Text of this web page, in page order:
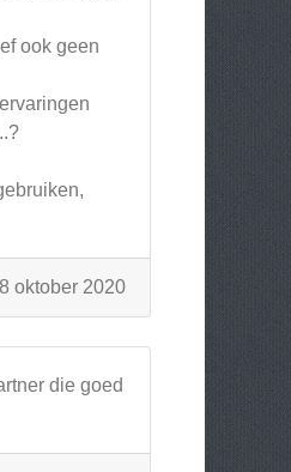
ook geen
oktober 2020
die goed